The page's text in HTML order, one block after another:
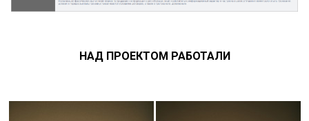
НАД ПРОЕКТОМ РАБОТАЛИ